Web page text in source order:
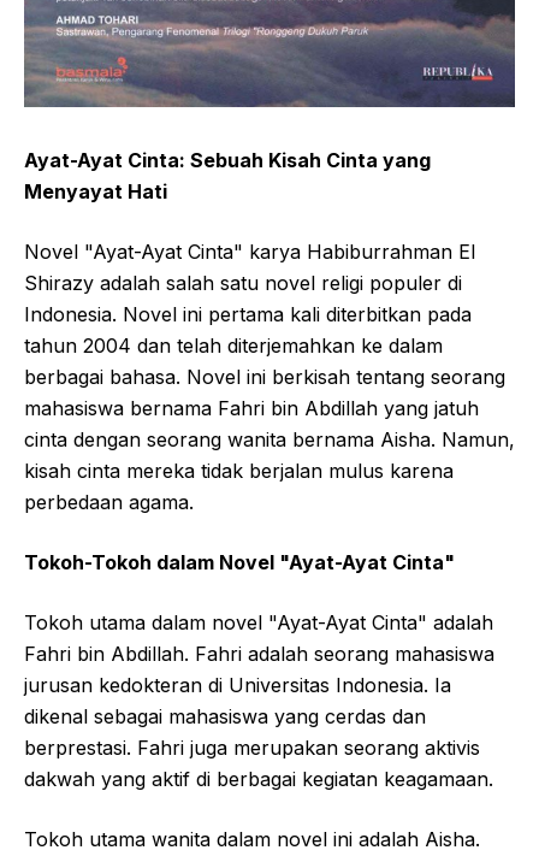
Ayat-Ayat Cinta: Sebuah Kisah Cinta yang
Menyayat Hati
Novel "Ayat-Ayat Cinta" karya Habiburrahman El
Shirazy adalah salah satu novel religi populer di
Indonesia. Novel ini pertama kali diterbitkan pada
tahun 2004 dan telah diterjemahkan ke dalam
berbagai bahasa. Novel ini berkisah tentang seorang
mahasiswa bernama Fahri bin Abdillah yang jatuh
cinta dengan seorang wanita bernama Aisha. Namun,
kisah cinta mereka tidak berjalan mulus karena
perbedaan agama.
Tokoh-Tokoh dalam Novel "Ayat-Ayat Cinta"
Tokoh utama dalam novel "Ayat-Ayat Cinta" adalah
Fahri bin Abdillah. Fahri adalah seorang mahasiswa
jurusan kedokteran di Universitas Indonesia. Ia
dikenal sebagai mahasiswa yang cerdas dan
berprestasi. Fahri juga merupakan seorang aktivis
dakwah yang aktif di berbagai kegiatan keagamaan.
Tokoh utama wanita dalam novel ini adalah Aisha.